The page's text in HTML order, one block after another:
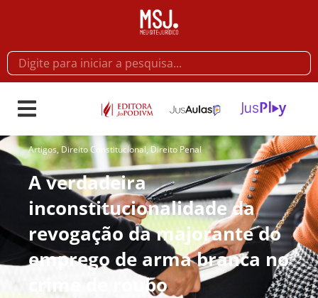
Artigos,Direito Constitucional,Direito Penal
A verdadeira
inconstitucionalidade da
revogação da majorante do
emprego de arma branca no
crime de roubo